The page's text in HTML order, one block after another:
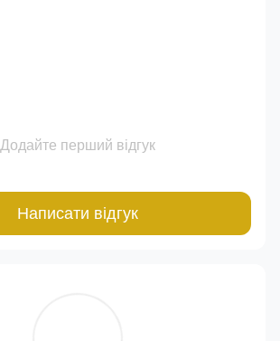
Додайте перший відгук
Написати відгук